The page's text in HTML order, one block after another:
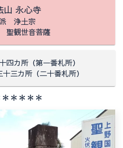
山 永心寺
浄土宗
聖観世音菩薩
四カ所（第一番札所）
三カ所（二十番札所）
＊＊＊＊